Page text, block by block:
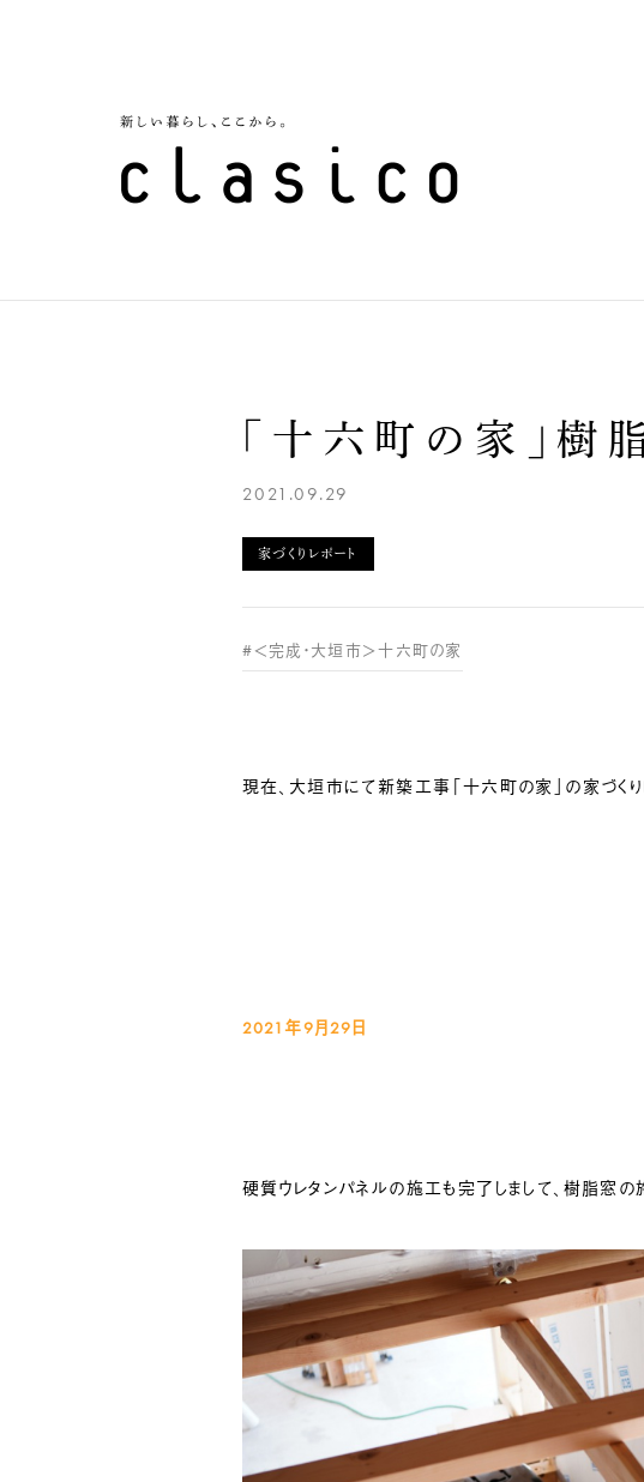
「十六町の家」樹
2021.09.29
家づくりレポート
#＜完成・大垣市＞十六町の家
現在、大垣市にて新築工事「十六町の家」の家づくり
2021年9月29日
硬質ウレタンパネルの施工も完了しまして、樹脂窓の